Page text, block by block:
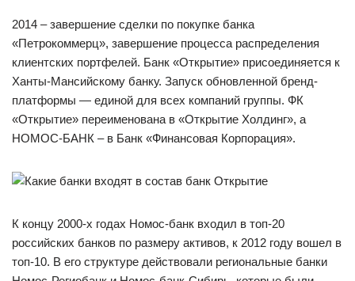
2014 – завершение сделки по покупке банка
«Петрокоммерц», завершение процесса распределения
клиентских портфелей. Банк «Открытие» присоединяется к
Ханты-Мансийскому банку. Запуск обновленной бренд-
платформы — единой для всех компаний группы. ФК
«Открытие» переименована в «Открытие Холдинг», а
НОМОС-БАНК – в Банк «Финансовая Корпорация».
К концу 2000-х годах Номос-банк входил в топ-20
российских банков по размеру активов, к 2012 году вошел в
топ-10. В его структуре действовали региональные банки